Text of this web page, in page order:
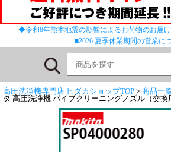
◆令和8年熊本地震の影響によるお荷物のお届
■2026 夏季休業期間の営業に
高圧洗浄機専門店 ヒダカショップTOP > 商品一
タ 高圧洗浄機 パイプクリーニングノズル（交換